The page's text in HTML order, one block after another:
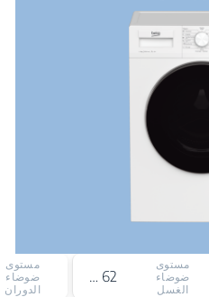
مستوى
ضوضاء
الغسل
62 ديسيبل
مستوى
ضوضاء
الدوران